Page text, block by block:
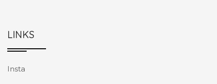
LINKS
Insta